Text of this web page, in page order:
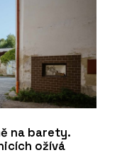
na barety.
ožívá